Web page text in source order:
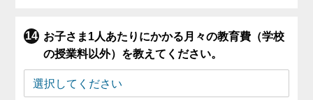
お子さま1人あたりにかかる月々の教育費（学校
の授業料以外）を教えてください。